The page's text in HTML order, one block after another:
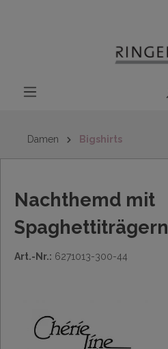
Damen Bigshirts
Nachthemd mit
Spaghettiträgern
Art.-Nr.: 6271013-300-44